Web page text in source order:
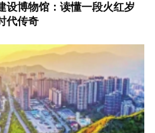
设博物馆：读懂一段火红岁
代传奇